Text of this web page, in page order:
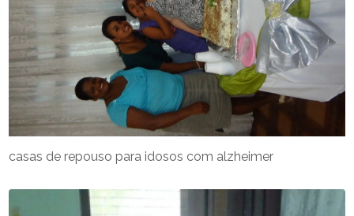
casas de repouso para idosos com alzheimer